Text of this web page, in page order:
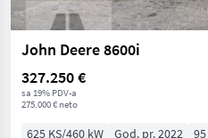
John Deere 8600i
327.250 €
sa 19% PDV-a
275.000 € neto
625 KS/460 kW God. pr. 2022